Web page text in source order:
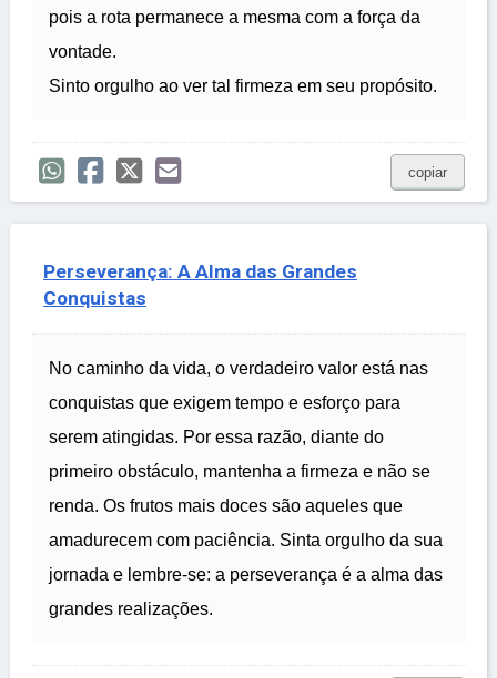
pois a rota permanece a mesma com a força da
vontade.
Sinto orgulho ao ver tal firmeza em seu propósito.
copiar
Perseverança: A Alma das Grandes
Conquistas
No caminho da vida, o verdadeiro valor está nas
conquistas que exigem tempo e esforço para
serem atingidas. Por essa razão, diante do
primeiro obstáculo, mantenha a firmeza e não se
renda. Os frutos mais doces são aqueles que
amadurecem com paciência. Sinta orgulho da sua
jornada e lembre-se: a perseverança é a alma das
grandes realizações.